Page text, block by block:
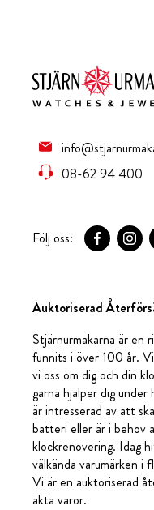
08-62 94 400
Följ oss:
Auktoriserad
Stjärnurmakarna är en
funnits i över 100 år.
vi oss om dig och din
gärna hjälper dig
är intresserad av att
batteri eller är i behov
klockrenovering. Idag
välkända varumärken i
Vi är en auktoriserad
äkta varor.